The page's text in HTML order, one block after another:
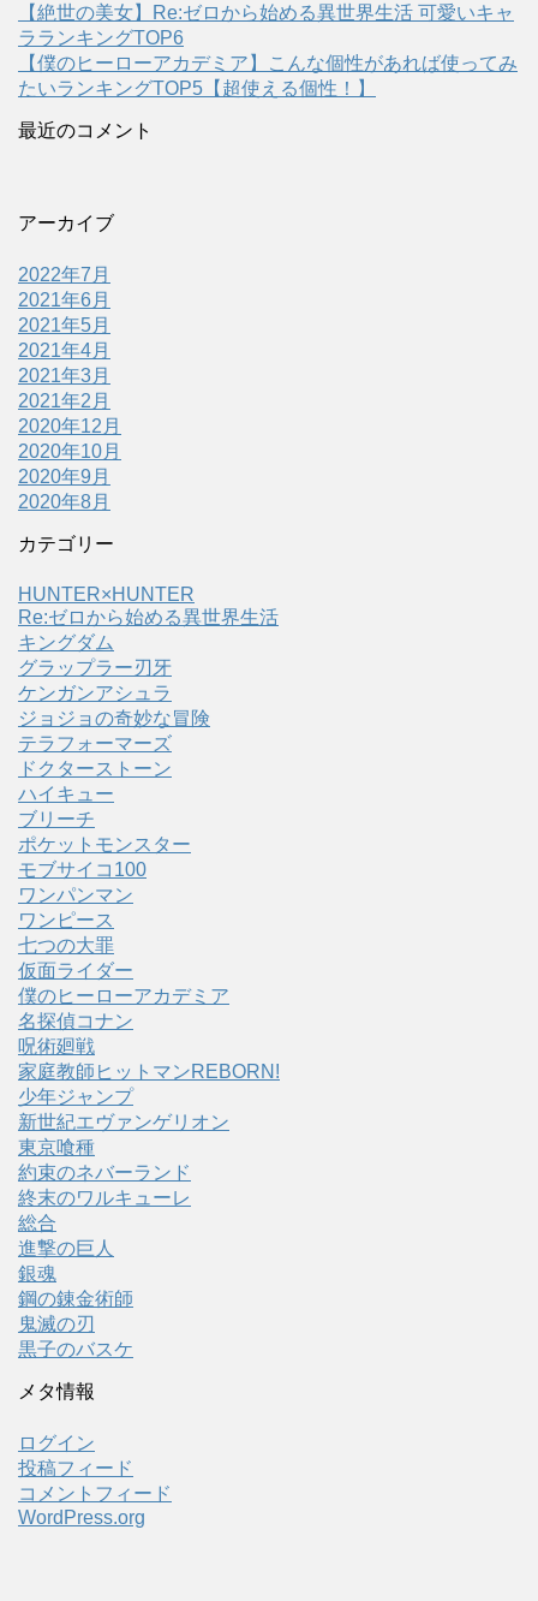
【絶世の美女】Re:ゼロから始める異世界生活 可愛いキャ
ラランキングTOP6
【僕のヒーローアカデミア】こんな個性があれば使ってみ
たいランキングTOP5【超使える個性！】
最近のコメント
アーカイブ
2022年7月
2021年6月
2021年5月
2021年4月
2021年3月
2021年2月
2020年12月
2020年10月
2020年9月
2020年8月
カテゴリー
HUNTER×HUNTER
Re:ゼロから始める異世界生活
キングダム
グラップラー刃牙
ケンガンアシュラ
ジョジョの奇妙な冒険
テラフォーマーズ
ドクターストーン
ハイキュー
ブリーチ
ポケットモンスター
モブサイコ100
ワンパンマン
ワンピース
七つの大罪
仮面ライダー
僕のヒーローアカデミア
名探偵コナン
呪術廻戦
家庭教師ヒットマンREBORN!
少年ジャンプ
新世紀エヴァンゲリオン
東京喰種
約束のネバーランド
終末のワルキューレ
総合
進撃の巨人
銀魂
鋼の錬金術師
鬼滅の刃
黒子のバスケ
メタ情報
ログイン
投稿フィード
コメントフィード
WordPress.org